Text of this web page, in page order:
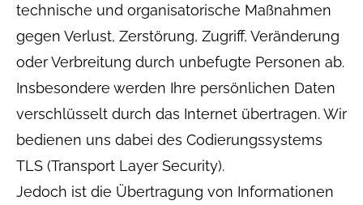
technische und organisatorische Maßnahmen
gegen Verlust, Zerstörung, Zugriff, Veränderung
oder Verbreitung durch unbefugte Per­sonen ab.
Insbesondere werden Ihre persönlichen Daten
verschlüsselt durch das Internet übertragen. Wir
bedienen uns dabei des Codierungssystems
TLS (Transport Layer Security).
Jedoch ist die Übertragung von Informationen